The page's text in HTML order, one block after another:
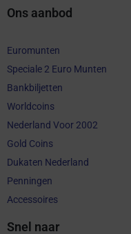
Ons aanbod
Euromunten
Speciale 2 Euro Munten
Bankbiljetten
Worldcoins
Nederland Voor 2002
Gold Coins
Dukaten Nederland
Penningen
Accessoires
Snel naar